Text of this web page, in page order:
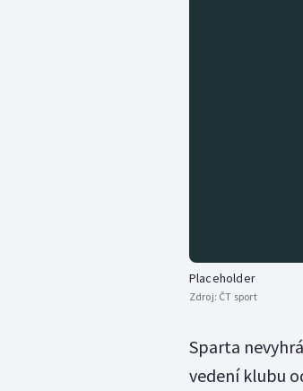
Placeholder
Zdroj: ČT sport
Sparta
vedení klubu